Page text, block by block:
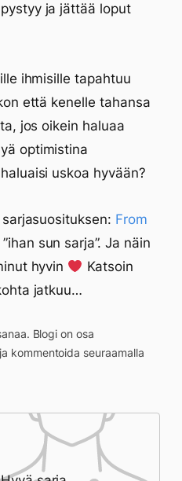
ja jättää loput
ihmisille tapahtuu
että kenelle tahansa
jos oikein haluaa
optimistina
uskoa hyvään?
From
sun sarja”. Ja näin
hyvin
Katsoin
jatkuu…
Blogi on osa
kommentoida seuraamalla